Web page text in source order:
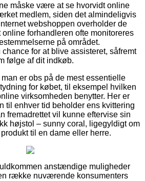
måske være at se hvorvidt online
medlem, siden det almindeligvis
webshoppen overholder de
forhandleren ofte monitoreres
på området.
for at blive assisteret, såfremt
følge af dit indkøb.
er obs på de mest essentielle
for købet, til eksempel hvilken
virksomheden benytter. Her er
til enhver tid beholder ens kvittering
fremadrettet vil kunne eftervise sin
højstol – sunny coral, ligegyldigt om
til en dame eller herre.
anstændige muligheder
række nuværende konsumenters